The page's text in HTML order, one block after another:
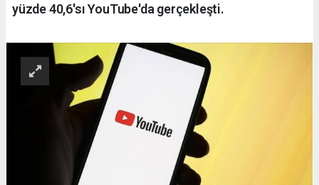
yüzde 40,6'sı YouTube'da gerçekleşti.